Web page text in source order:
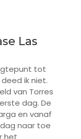
Las
tot
ik niet.
van Torres
dag. De
en vanaf
naar toe
het